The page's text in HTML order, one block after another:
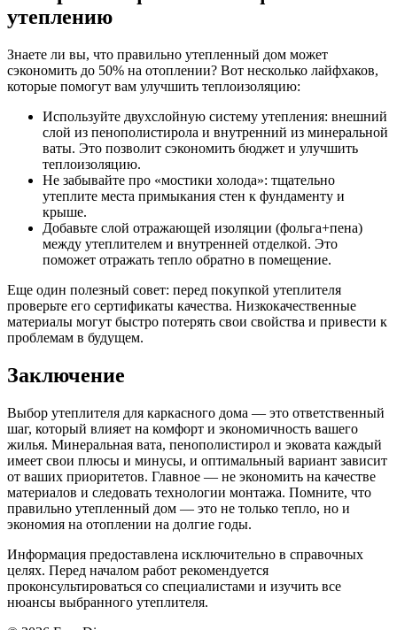
утеплению
Знаете ли вы, что правильно утепленный дом может
сэкономить до 50% на отоплении? Вот несколько лайфхаков,
которые помогут вам улучшить теплоизоляцию:
Используйте двухслойную систему утепления: внешний
слой из пенополистирола и внутренний из минеральной
ваты. Это позволит сэкономить бюджет и улучшить
теплоизоляцию.
Не забывайте про «мостики холода»: тщательно
утеплите места примыкания стен к фундаменту и
крыше.
Добавьте слой отражающей изоляции (фольга+пена)
между утеплителем и внутренней отделкой. Это
поможет отражать тепло обратно в помещение.
Еще один полезный совет: перед покупкой утеплителя
проверьте его сертификаты качества. Низкокачественные
материалы могут быстро потерять свои свойства и привести к
проблемам в будущем.
Заключение
Выбор утеплителя для каркасного дома — это ответственный
шаг, который влияет на комфорт и экономичность вашего
жилья. Минеральная вата, пенополистирол и эковата каждый
имеет свои плюсы и минусы, и оптимальный вариант зависит
от ваших приоритетов. Главное — не экономить на качестве
материалов и следовать технологии монтажа. Помните, что
правильно утепленный дом — это не только тепло, но и
экономия на отоплении на долгие годы.
Информация предоставлена исключительно в справочных
целях. Перед началом работ рекомендуется
проконсультироваться со специалистами и изучить все
нюансы выбранного утеплителя.